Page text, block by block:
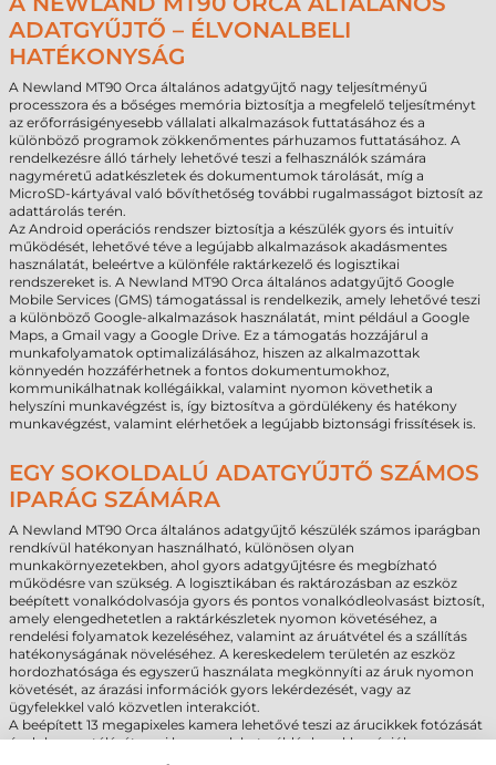
ADATGYŰJTŐ – ÉLVONALBELI
HATÉKONYSÁG
A Newland MT90 Orca általános adatgyűjtő nagy teljesítményű
processzora és a bőséges memória biztosítja a megfelelő teljesítményt
az erőforrásigényesebb vállalati alkalmazások futtatásához és a
különböző programok zökkenőmentes párhuzamos futtatásához. A
rendelkezésre álló tárhely lehetővé teszi a felhasználók számára
nagyméretű adatkészletek és dokumentumok tárolását, míg a
MicroSD-kártyával való bővíthetőség további rugalmasságot biztosít az
adattárolás terén.
Az Android operációs rendszer biztosítja a készülék gyors és intuitív
működését, lehetővé téve a legújabb alkalmazások akadásmentes
használatát, beleértve a különféle raktárkezelő és logisztikai
rendszereket is. A Newland MT90 Orca általános adatgyűjtő Google
Mobile Services (GMS) támogatással is rendelkezik, amely lehetővé teszi
a különböző Google-alkalmazások használatát, mint például a Google
Maps, a Gmail vagy a Google Drive. Ez a támogatás hozzájárul a
munkafolyamatok optimalizálásához, hiszen az alkalmazottak
könnyedén hozzáférhetnek a fontos dokumentumokhoz,
kommunikálhatnak kollégáikkal, valamint nyomon követhetik a
helyszíni munkavégzést is, így biztosítva a gördülékeny és hatékony
munkavégzést, valamint elérhetőek a legújabb biztonsági frissítések is.
EGY SOKOLDALÚ ADATGYŰJTŐ SZÁMOS
IPARÁG SZÁMÁRA
A Newland MT90 Orca általános adatgyűjtő készülék számos iparágban
rendkívül hatékonyan használható, különösen olyan
munkakörnyezetekben, ahol gyors adatgyűjtésre és megbízható
működésre van szükség. A logisztikában és raktározásban az eszköz
beépített vonalkódolvasója gyors és pontos vonalkódleolvasást biztosít,
amely elengedhetetlen a raktárkészletek nyomon követéséhez, a
rendelési folyamatok kezeléséhez, valamint az áruátvétel és a szállítás
hatékonyságának növeléséhez. A kereskedelem területén az eszköz
hordozhatósága és egyszerű használata megkönnyíti az áruk nyomon
követését, az árazási információk gyors lekérdezését, vagy az
ügyfelekkel való közvetlen interakciót.
A beépített 13 megapixeles kamera lehetővé teszi az árucikkek fotózását
és dokumentálását, ami hasznos lehet például a reklamációk
kezelésekor vagy a termékkínálat digitális megjelenítése során.